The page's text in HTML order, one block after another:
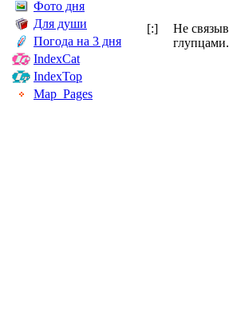
Фото дня
Для души
Погода на 3 дня
IndexCat
IndexTop
Map_Pages
[:]
Не
глупцами.